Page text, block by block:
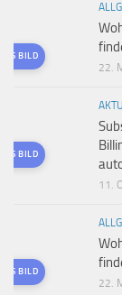
BILD
22.
BILD
11.
BILD
22.